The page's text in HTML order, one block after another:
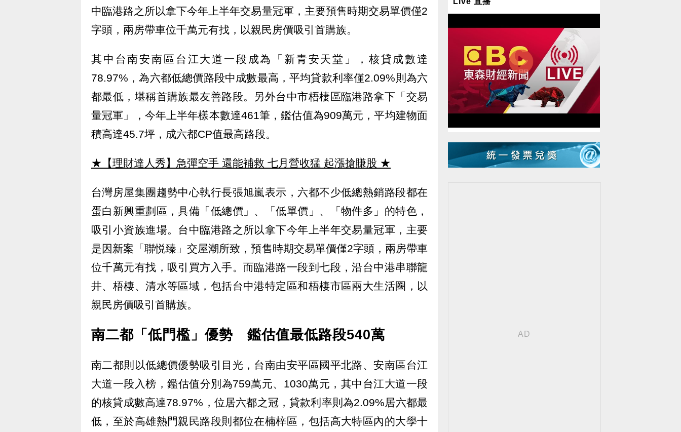
中臨港路之所以拿下今年上半年交易量冠軍，主要預售時期交易單價僅2
字頭，兩房帶車位千萬元有找，以親民房價吸引首購族。
其中台南安南區台江大道一段成為「新青安天堂」，核貸成數達
78.97%，為六都低總價路段中成數最高，平均貸款利率僅2.09%則為六
都最低，堪稱首購族最友善路段。另外台中市梧棲區臨港路拿下「交易
量冠軍」，今年上半年樣本數達461筆，鑑估值為909萬元，平均建物面
積高達45.7坪，成六都CP值最高路段。
★【理財達人秀】急彈空手 還能補救 七月營收猛 起漲搶賺股 ★
台灣房屋集團趨勢中心執行長張旭嵐表示，六都不少低總熱銷路段都在
蛋白新興重劃區，具備「低總價」、「低單價」、「物件多」的特色，
吸引小資族進場。台中臨港路之所以拿下今年上半年交易量冠軍，主要
是因新案「聯悦臻」交屋潮所致，預售時期交易單價僅2字頭，兩房帶車
位千萬元有找，吸引買方入手。而臨港路一段到七段，沿台中港串聯龍
井、梧棲、清水等區域，包括台中港特定區和梧棲市區兩大生活圈，以
親民房價吸引首購族。
南二都「低門檻」優勢 鑑估值最低路段540萬
南二都則以低總價優勢吸引目光，台南由安平區國平北路、安南區台江
大道一段入榜，鑑估值分別為759萬元、1030萬元，其中台江大道一段
的核貸成數高達78.97%，位居六都之冠，貸款利率則為2.09%居六都最
低，至於高雄熱門親民路段則都位在楠梓區，包括高大特區內的大學十